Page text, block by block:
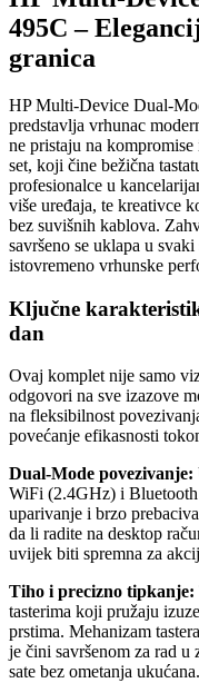
495C –
granica
HP Multi-Device Dual-
predstavlja vrhunac
ne pristaju na
set, koji čine bežična
profesionalce u
više uređaja, te kreativce
bez suvišnih kablova.
savršeno se uklapa u
istovremeno vrhunske
Ključne
dan
Ovaj komplet nije samo
odgovori na sve izazove
na fleksibilnost
povećanje efikasnosti
Dual-Mode povezivanje:
WiFi (2.4GHz) i
uparivanje i brzo
da li radite na desktop
uvijek biti spremna za
Tiho i precizno tipkanje:
tasterima koji pružaju
prstima. Mehanizam
je čini savršenom za rad
sate bez ometanja ukućana.